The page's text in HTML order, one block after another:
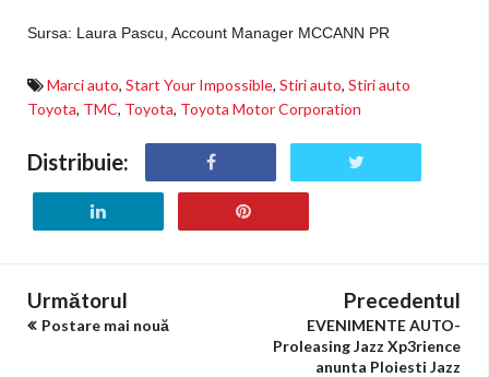
Sursa: Laura Pascu, Account Manager MCCANN PR
Marci auto, Start Your Impossible, Stiri auto, Stiri auto
Toyota, TMC, Toyota, Toyota Motor Corporation
Distribuie:
Următorul
Postare mai nouă
Precedentul
EVENIMENTE AUTO-
Proleasing Jazz Xp3rience
anunta Ploiesti Jazz